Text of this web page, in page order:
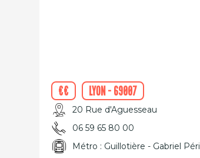
€€ Lyon - 69007
20 Rue d'Aguesseau
06 59 65 80 00
Métro : Guillotière - Gabriel Péri